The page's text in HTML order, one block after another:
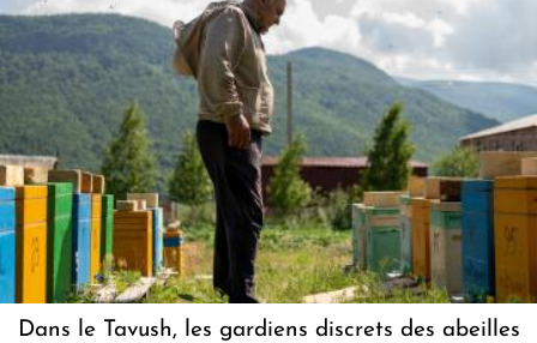
Dans le Tavush, les gardiens discrets des abeilles